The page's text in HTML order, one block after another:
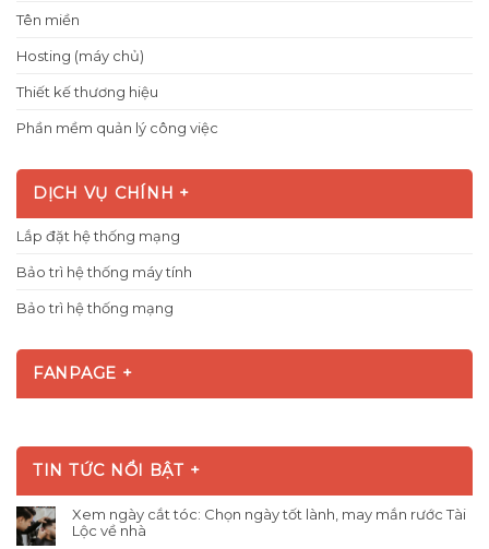
Tên miền
Hosting (máy chủ)
Thiết kế thương hiệu
Phần mềm quản lý công việc
DỊCH VỤ CHÍNH +
Lắp đặt hệ thống mạng
Bảo trì hệ thống máy tính
Bảo trì hệ thống mạng
FANPAGE +
TIN TỨC NỔI BẬT +
Xem ngày cắt tóc: Chọn ngày tốt lành, may mắn rước Tài
Lộc về nhà